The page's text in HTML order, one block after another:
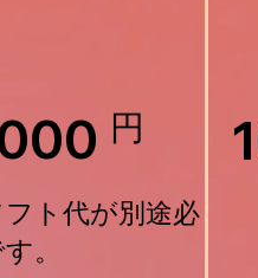
円
ト代が別途必
。